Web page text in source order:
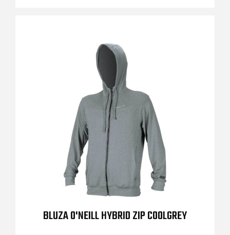
BLUZA O'NEILL HYBRID ZIP COOLGREY